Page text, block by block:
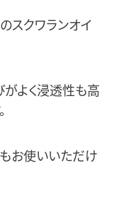
スクワランオイ
がよく浸透性も高
お使いいただけ